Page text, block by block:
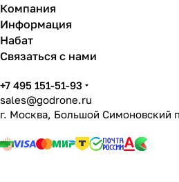
Компания
Информация
Набат
Связаться с нами
+7 495 151-51-93
sales@godrone.ru
г. Москва, Большой Симоновский